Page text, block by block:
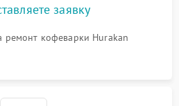
заявку
ремонт кофеварки Hurakan